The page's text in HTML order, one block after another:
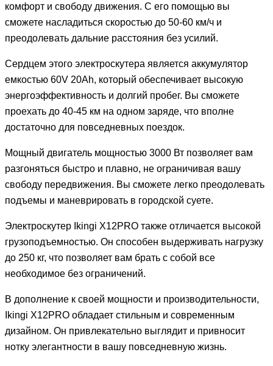
комфорт и свободу движения. С его помощью вы
сможете насладиться скоростью до 50-60 км/ч и
преодолевать дальние расстояния без усилий.
Сердцем этого электроскутера является аккумулятор
емкостью 60V 20Ah, который обеспечивает высокую
энергоэффективность и долгий пробег. Вы сможете
проехать до 40-45 км на одном заряде, что вполне
достаточно для повседневных поездок.
Мощный двигатель мощностью 3000 Вт позволяет вам
разгоняться быстро и плавно, не ограничивая вашу
свободу передвижения. Вы сможете легко преодолевать
подъемы и маневрировать в городской суете.
Электроскутер Ikingi X12PRO также отличается высокой
грузоподъемностью. Он способен выдерживать нагрузку
до 250 кг, что позволяет вам брать с собой все
необходимое без ограничений.
В дополнение к своей мощности и производительности,
Ikingi X12PRO обладает стильным и современным
дизайном. Он привлекательно выглядит и привносит
нотку элегантности в вашу повседневную жизнь.